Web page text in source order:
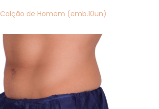
Calção de Homem (emb.10un)